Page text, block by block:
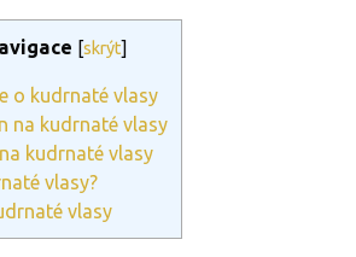
[skrýt]
o kudrnaté vlasy
na kudrnaté vlasy
kudrnaté vlasy
vlasy?
vlasy